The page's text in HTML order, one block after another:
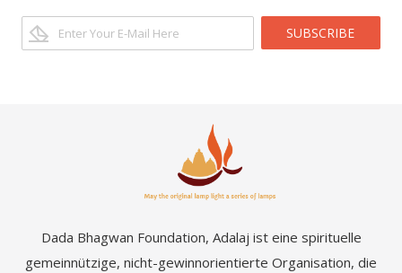
SUBSCRIBE
Dada Bhagwan Foundation, Adalaj ist eine spirituelle
gemeinnützige, nicht-gewinnorientierte Organisation, die